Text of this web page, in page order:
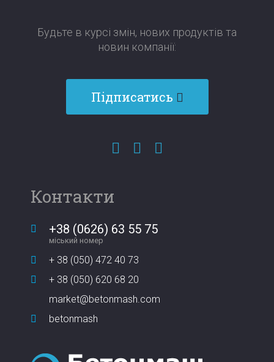
Будьте в курсі змін, нових продуктів та
новин компанії:​​​​​​​
Підписатись
Контакти
+38 (0626) 63 55 75
міський номер
+ 38 (050) 472 40 73
+ 38 (050) 620 68 20
market@betonmash.com
betonmash